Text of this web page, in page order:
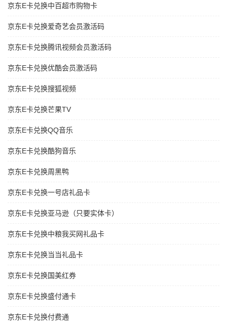
京东E卡兑换中百超市购物卡
京东E卡兑换爱奇艺会员激活码
京东E卡兑换腾讯视频会员激活码
京东E卡兑换优酷会员激活码
京东E卡兑换搜狐视频
京东E卡兑换芒果TV
京东E卡兑换QQ音乐
京东E卡兑换酷狗音乐
京东E卡兑换周黑鸭
京东E卡兑换一号店礼品卡
京东E卡兑换亚马逊（只要实体卡）
京东E卡兑换中粮我买网礼品卡
京东E卡兑换当当礼品卡
京东E卡兑换国美红券
京东E卡兑换盛付通卡
京东E卡兑换付费通